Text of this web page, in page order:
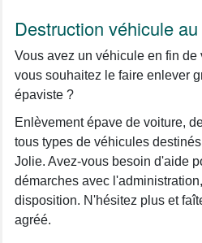
Destruction véhicule
Vous avez un véhicule en fin de
vous souhaitez le faire enlever
épaviste ?
Enlèvement épave de voiture,
tous types de véhicules
Jolie. Avez-vous besoin d'aide
démarches avec
disposition. N'hésitez plus et
agréé.